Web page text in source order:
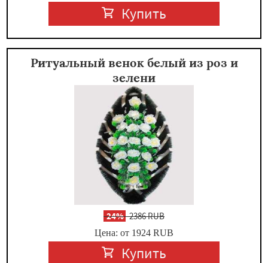
Купить
Ритуальный венок белый из роз и
зелени
-24%2386 RUB
Цена: от 1924 RUB
Купить